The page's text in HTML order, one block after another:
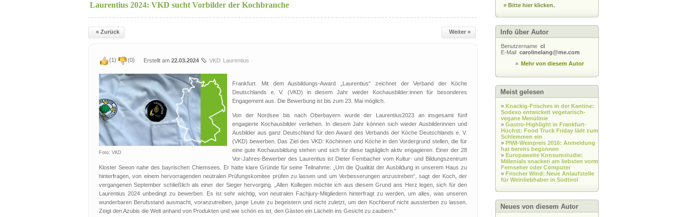
Laurentius 2024: VKD sucht Vorbilder der Kochbranche
« Zurück Weiter »
(1) (0) Erstellt am 22.03.2024 VKD Laurentius
Foto: VKD
Frankfurt. Mit dem Ausbildungs-Award „Laurentius“ zeichnet der Verband der Köche
Deutschlands e. V. (VKD) in diesem Jahr wieder Kochausbilder:innen für besonderes
Engagement aus. Die Bewerbung ist bis zum 23. Mai möglich.
Von der Nordsee bis nach Oberbayern wurde der Laurentius2023 an insgesamt fünf
engagierte Kochausbilder verliehen. In diesem Jahr können sich wieder Ausbilderinnen und
Ausbilder aus ganz Deutschland für den Award des Verbands der Köche Deutschlands e. V.
(VKD) bewerben. Das Ziel des VKD: Köchinnen und Köche in den Vordergrund stellen, die für
eine gute Kochausbildung stehen und sich für diese tagtäglich aktiv engagieren. Einer der 28
Vor-Jahres-Bewerber des Laurentius ist Dieter Fembacher vom Kultur- und Bildungszentrum
Kloster Seeon nahe des bayrischen Chiemsees. Er hatte klare Gründe für seine Teilnahme: „Um die Qualität der Ausbildung in unserem Haus zu
hinterfragen, von einem hervorragenden neutralen Prüfungskomitee prüfen zu lassen und um Verbesserungen anzustreben“, sagt der Koch, der
vergangenen September schließlich als einer der Sieger hervorging. „Allen Kollegen möchte ich aus diesem Grund ans Herz legen, sich für den
Laurentius 2024 unbedingt zu bewerben. Es ist sehr wichtig, von neutralen Fachjury-Mitgliedern hinterfragt zu werden, um alles, was unseren
wunderbaren Berufsstand ausmacht, voranzutreiben, junge Leute zu begeistern und nicht zuletzt, um den Kochberuf nicht aussterben zu lassen.
Zeigt den Azubis die Welt anhand von Produkten und wie schön es ist, den Gästen ein Lächeln ins Gesicht zu zaubern.“
» Bitte hier klicken.
Info über Autor
Benutzername cl
E-Mail carolinelang@me.com
» Mehr von diesem Autor
Meist gelesen
» Knackig-Frisches in der Kantine:
Sodexo entwickelt vegetarisch-
vegane Menülinie
» Gastro-Highlight in Frankfurt-
Höchst: Food Truck Friday lädt zum
Schlemmen ein
» PIWI-Weinpreis 2016: Anmeldung
hat bereits begonnen
» Europaweite Konsumstudie:
Millenials snacken am liebsten vorm
Fernseher oder Computer
» Frischer Wind: Neue Anlaufstelle
für Weinliebhaber in Südtirol
Neues von diesem Autor